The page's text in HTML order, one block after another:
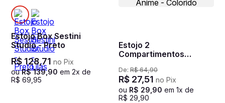
Estojo Box Sestini
Studio - Preto
R$ 128,71 no Pix
ouR$ 139,90 em 2x de
R$ 69,95
Estojo 2
Compartimentos
Colorido
De: R$ 64,90
R$ 27,51 no Pix
ou R$ 29,90 em 1x de
R$ 29,90